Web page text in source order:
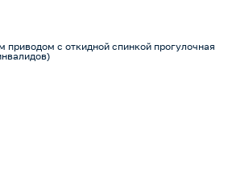
приводом с откидной спинкой прогулочная